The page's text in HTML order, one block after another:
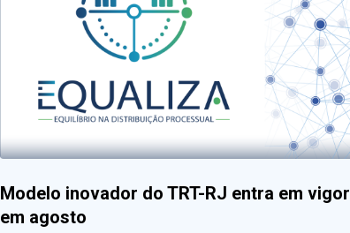
Modelo inovador do TRT-RJ entra em vigor
em agosto